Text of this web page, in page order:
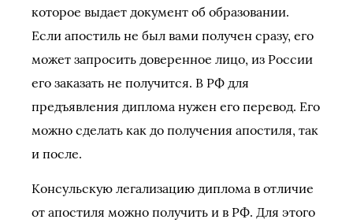
которое выдает документ об образовании.
Если апостиль не был вами получен сразу, его
может запросить доверенное лицо, из России
его заказать не получится. В РФ для
предъявления диплома нужен его перевод. Его
можно сделать как до получения апостиля, так
и после.
Консульскую легализацию диплома в отличие
от апостиля можно получить и в РФ. Для этого